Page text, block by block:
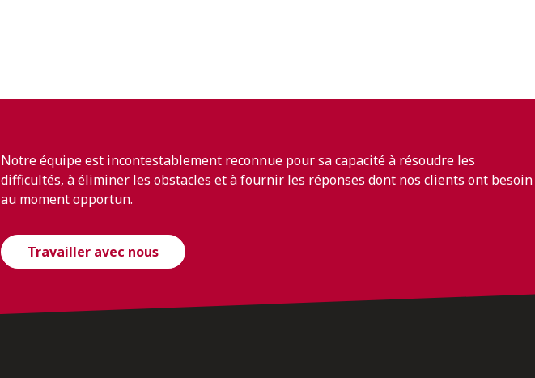
Notre équipe est incontestablement reconnue pour sa capacité à résoudre les
difficultés, à éliminer les obstacles et à fournir les réponses dont nos clients ont besoin
au moment opportun.
Travailler avec nous